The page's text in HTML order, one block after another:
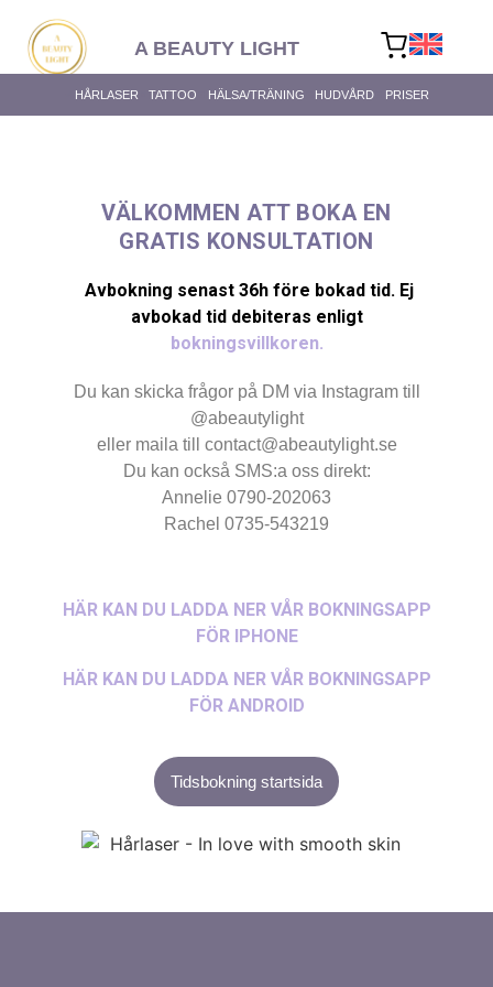
content
A BEAUTY LIGHT
HÅRLASER TATTOO HÄLSA/TRÄNING HUDVÅRD PRISER
VÄLKOMMEN ATT BOKA EN
GRATIS KONSULTATION
Avbokning senast 36h före bokad tid. Ej
avbokad tid debiteras enligt
bokningsvillkoren.
Du kan skicka frågor på DM via Instagram till
@abeautylight
eller maila till contact@abeautylight.se
Du kan också SMS:a oss direkt:
Annelie 0790-202063
Rachel 0735-543219
HÄR KAN DU LADDA NER VÅR BOKNINGSAPP
FÖR IPHONE
HÄR KAN DU LADDA NER VÅR BOKNINGSAPP
FÖR ANDROID
Tidsbokning startsida